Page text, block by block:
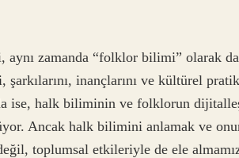
aynı zamanda “folklor bilimi” olarak
şarkılarını, inançlarını ve kültürel
ise, halk biliminin ve folklorun
Ancak halk bilimini anlamak ve
toplumsal etkileriyle de ele